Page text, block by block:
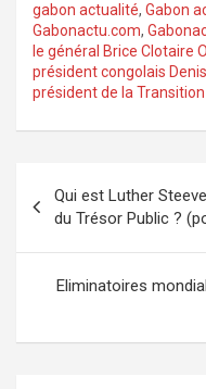
gabon actualité, Gabon
Gabonactu.com,
le général Brice Clotaire
président congolais
président de la
de
l’article
Qui est Luther
du Trésor Public ?
Eliminatoires